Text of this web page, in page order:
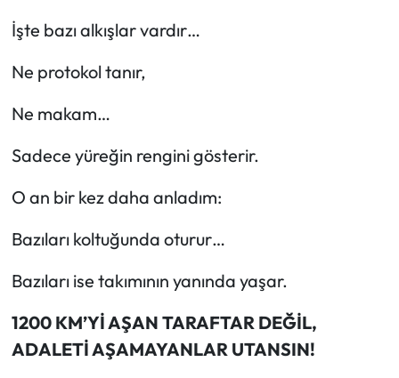
İşte bazı alkışlar vardır…
Ne protokol tanır,
Ne makam…
Sadece yüreğin rengini gösterir.
O an bir kez daha anladım:
Bazıları koltuğunda oturur…
Bazıları ise takımının yanında yaşar.
1200 KM’Yİ AŞAN TARAFTAR DEĞİL,
ADALETİ AŞAMAYANLAR UTANSIN!